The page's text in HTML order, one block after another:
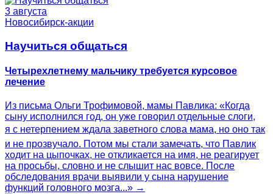
3 августа
Новосибирск-акции
Научиться общаться
Четырехлетнему мальчику требуется курсовое
лечение
Из письма Ольги Трофимовой, мамы Павлика: «Когда
сыну исполнился год, он уже говорил отдельные слоги,
я с нетерпением ждала заветного слова мама, но оно так
и не прозвучало. Потом мы стали замечать, что Павлик
ходит на цыпочках, не откликается на имя, не реагирует
на просьбы, словно и не слышит нас вовсе. После
обследования врачи выявили у сына нарушение
функций головного мозга...» →